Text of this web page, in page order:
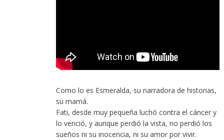
Como lo es Esmeralda, su narradora de historias,
su mamá.
Fati, desde muy pequeña luchó contra el cáncer y
lo venció, y aunque perdió la vista, no perdió los
sueños ni su inocencia, ni su amor por vivir.